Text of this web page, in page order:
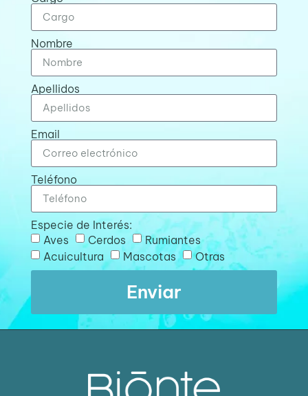
Nombre
Apellidos
Email
Teléfono
Especie de Interés:
Aves
Cerdos
Rumiantes
Acuicultura
Mascotas Otras
Enviar